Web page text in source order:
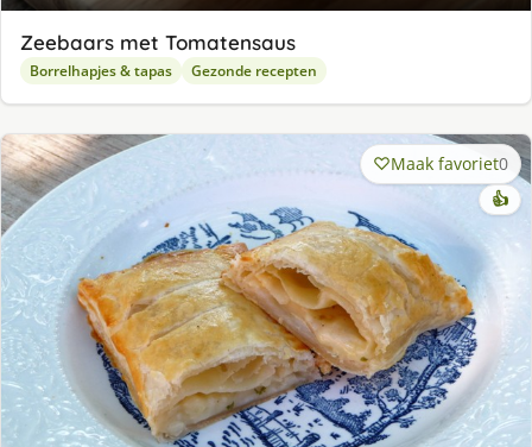
Zeebaars met Tomatensaus
Borrelhapjes & tapas Gezonde recepten
Maak favoriet0
👍